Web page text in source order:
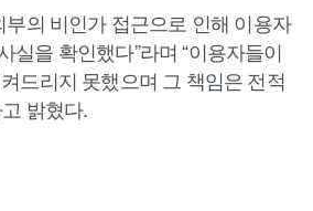
부의 비인가 접근으로 인해 이용자
실을 확인했다”라며 “이용자들이
드리지 못했으며 그 책임은 전적
밝혔다.